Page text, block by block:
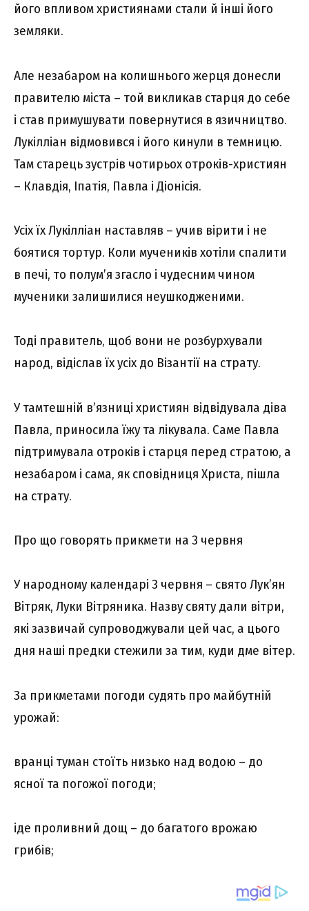
його впливом християнами стали й інші його
земляки.
Але незабаром на колишнього жерця донесли
правителю міста – той викликав старця до себе
і став примушувати повернутися в язичництво.
Лукілліан відмовився і його кинули в темницю.
Там старець зустрів чотирьох отроків-християн
– Клавдія, Іпатія, Павла і Діонісія.
Усіх їх Лукілліан наставляв – учив вірити і не
боятися тортур. Коли мучеників хотіли спалити
в печі, то полум’я згасло і чудесним чином
мученики залишилися неушкодженими.
Тоді правитель, щоб вони не розбурхували
народ, відіслав їх усіх до Візантії на страту.
У тамтешній в’язниці християн відвідувала діва
Павла, приносила їжу та лікувала. Саме Павла
підтримувала отроків і старця перед стратою, а
незабаром і сама, як сповідниця Христа, пішла
на страту.
Про що говорять прикмети на 3 червня
У народному календарі 3 червня – свято Лук’ян
Вітряк, Луки Вітряника. Назву святу дали вітри,
які зазвичай супроводжували цей час, а цього
дня наші предки стежили за тим, куди дме вітер.
За прикметами погоди судять про майбутній
урожай:
вранці туман стоїть низько над водою – до
ясної та погожої погоди;
іде проливний дощ – до багатого врожаю
грибів;